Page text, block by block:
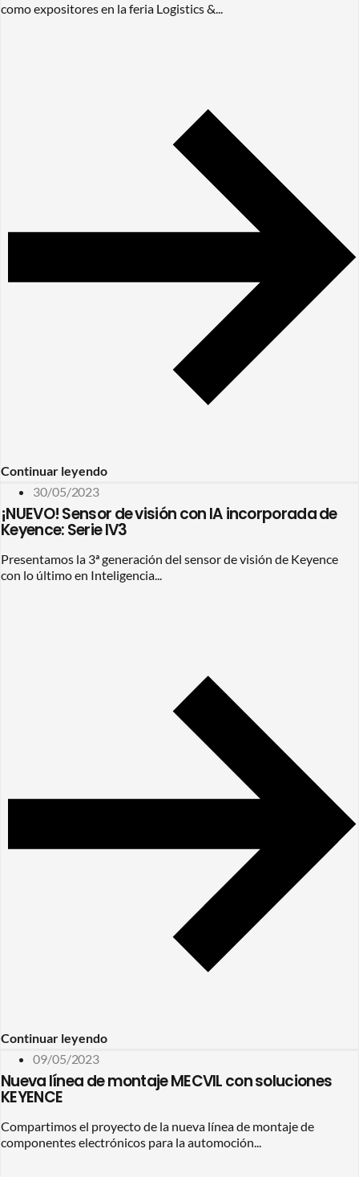
como expositores en la feria Logistics &...
Continuar leyendo
30/05/2023
¡NUEVO! Sensor de visión con IA incorporada de
Keyence: Serie IV3
Presentamos la 3ª generación del sensor de visión de Keyence
con lo último en Inteligencia...
Continuar leyendo
09/05/2023
Nueva línea de montaje MECVIL con soluciones
KEYENCE
Compartimos el proyecto de la nueva línea de montaje de
componentes electrónicos para la automoción...